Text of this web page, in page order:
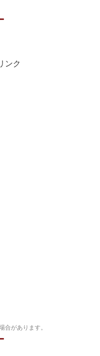
ンク
があります。